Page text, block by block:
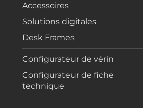
Accessoires
Solutions digitales
Desk Frames
Configurateur de vérin
Configurateur de fiche
technique